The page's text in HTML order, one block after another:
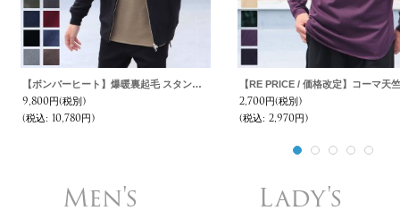
【ボンバーヒート】爆暖裏起毛 スタンドフードZIP パーカー【MADE IN JAPAN】『日本製』 / Upscape Audience
9,800円(税別)
(税込: 10,780円)
2,700円(税別)
(税込: 2,970円)
Men's Lady's